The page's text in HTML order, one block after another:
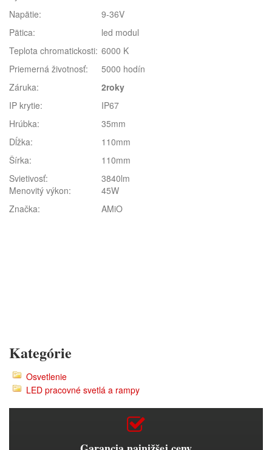
Napätie:
9-36V
Pätica:
led modul
Teplota chromatickosti: 6000 K
Priemerná životnosť:
5000 hodín
Záruka:
2roky
IP krytie:
IP67
Hrúbka:
35mm
Dĺžka:
110mm
Šírka:
110mm
Svietivosť:
3840lm
Menovitý výkon:
45W
Značka:
AMiO
Kategórie
Osvetlenie
LED pracovné svetlá a rampy